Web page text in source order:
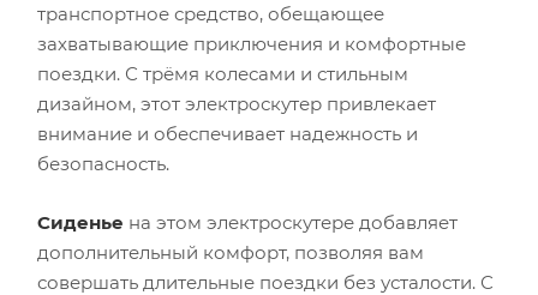
транспортное средство, обещающее
захватывающие приключения и комфортные
поездки. С трёмя колесами и стильным
дизайном, этот электроскутер привлекает
внимание и обеспечивает надежность и
безопасность.
Сиденье на этом электроскутере добавляет
дополнительный комфорт, позволяя вам
совершать длительные поездки без усталости. С